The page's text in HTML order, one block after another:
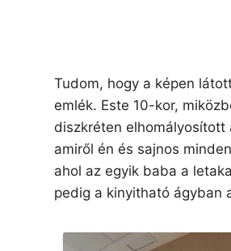
Tudom, hogy a képen
emlék. Este 10-kor,
diszkréten
amiről én és sajnos
ahol az egyik baba a
pedig a kinyitható ágyban